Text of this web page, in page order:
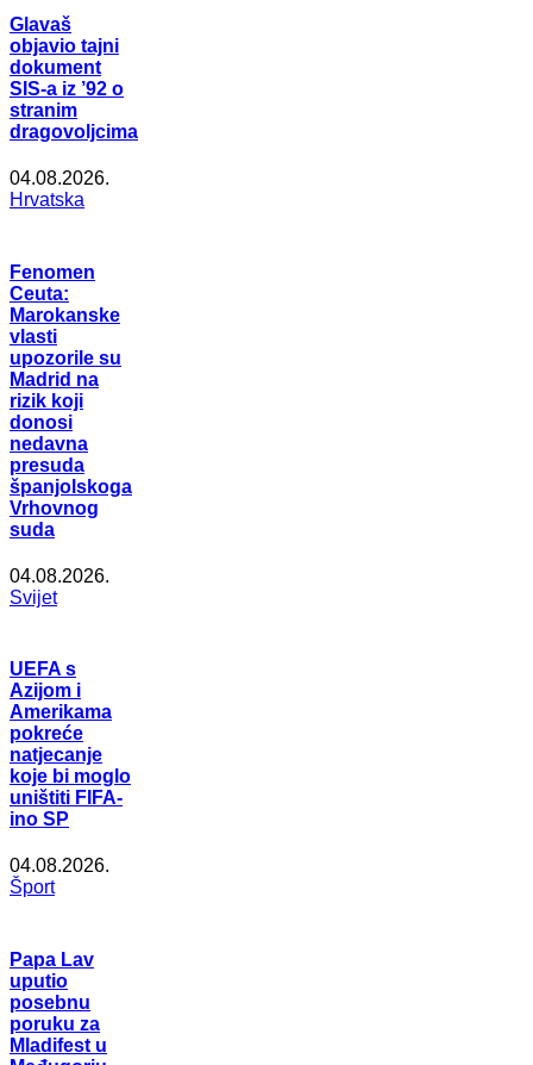
Glavaš
objavio tajni
dokument
SIS-a iz ’92 o
stranim
dragovoljcima
04.08.2026.
Hrvatska
Fenomen
Ceuta:
Marokanske
vlasti
upozorile su
Madrid na
rizik koji
donosi
nedavna
presuda
španjolskoga
Vrhovnog
suda
04.08.2026.
Svijet
UEFA s
Azijom i
Amerikama
pokreće
natjecanje
koje bi moglo
uništiti FIFA-
ino SP
04.08.2026.
Šport
Papa Lav
uputio
posebnu
poruku za
Mladifest u